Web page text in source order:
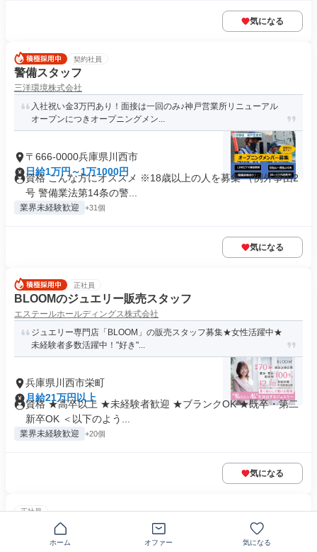
気になる
契約社員
警備スタッフ
三洋環境株式会社
入社祝い金3万円あり！面接は一回のみ♪神戸営業所リニューアル
オープンにつきオープニングメン...
〒666-0000兵庫県川西市
日給1万円～1万1000円
資格 こんな方にオススメ ※18歳以上の人を募集 （例外事由2
号 警備業法第14条の警...
業界未経験歓迎 +31個
気になる
正社員
BLOOMのジュエリー販売スタッフ
エステールホールディングス株式会社
ジュエリー専門店「BLOOM」の販売スタッフ募集★女性活躍中★
未経験者多数活躍中！"好き"...
兵庫県川西市栄町
月給21万円以上
資格 ★高卒以上 ★未経験者歓迎 ★ブランクOK ★既卒・第二
新卒OK ＜以下のよう...
業界未経験歓迎 +20個
気になる
正社員
ライフパートナー(保険の反響営業)
ほけんの窓口グループ株式会社
ホーム オファー 気になる